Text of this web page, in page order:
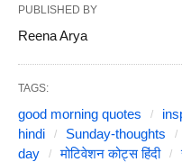
PUBLISHED BY
Reena Arya
TAGS:
good morning quotes
hindi
Sunday-thoughts
day
मोटिवेशन कोट्स हिंदी